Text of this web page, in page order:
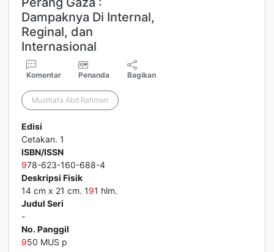
Dampaknya Di Internal,
Reginal, dan
Internasional
Komentar Penanda Bagikan
Musthafa Abd Rahman
Edisi
Cetakan. 1
ISBN/ISSN
978-623-160-688-4
Deskripsi Fisik
14 cm x 21 cm. 191 hlm.
Judul Seri
-
No. Panggil
950 MUS p